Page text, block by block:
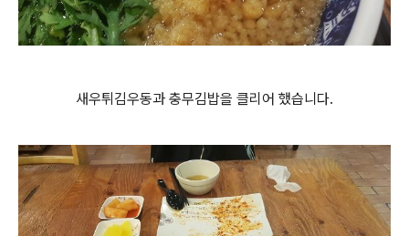
새우튀김우동과 충무김밥을 클리어 했습니다.